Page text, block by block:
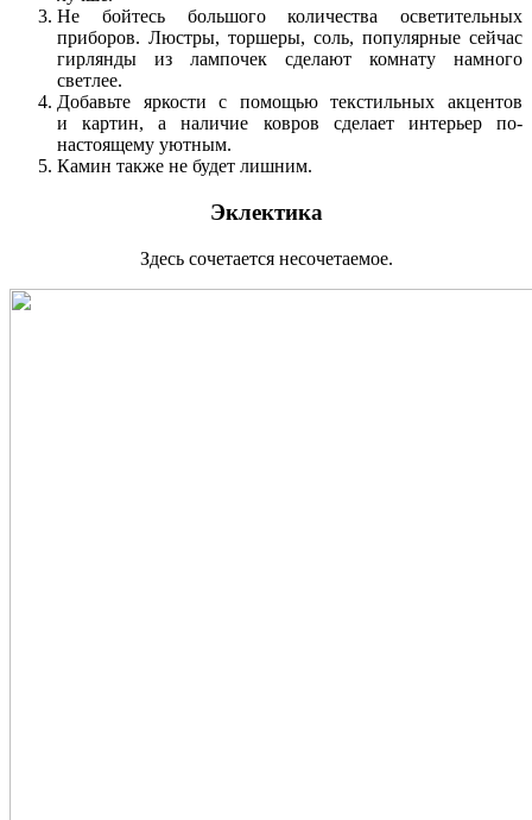
Не бойтесь большого количества осветительных
приборов. Люстры, торшеры, соль, популярные сейчас
гирлянды из лампочек сделают комнату намного
светлее.
Добавьте яркости с помощью текстильных акцентов
и картин, а наличие ковров сделает интерьер по-
настоящему уютным.
Камин также не будет лишним.
Эклектика
Здесь сочетается несочетаемое.